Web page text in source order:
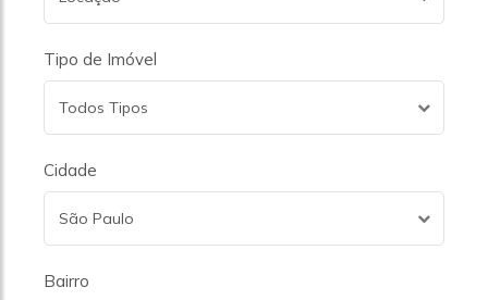
Tipo de Imóvel
Todos Tipos
Cidade
São Paulo
Bairro